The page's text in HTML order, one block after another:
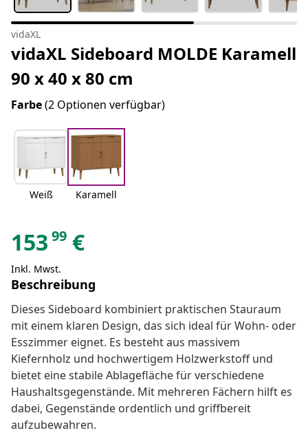
vidaXL
vidaXL Sideboard MOLDE Karamell
90 x 40 x 80 cm
Farbe(2 Optionen verfügbar)
Weiß Karamell
153 99 €
Inkl. Mwst.
Beschreibung
Dieses Sideboard kombiniert praktischen Stauraum
mit einem klaren Design, das sich ideal für Wohn- oder
Esszimmer eignet. Es besteht aus massivem
Kiefernholz und hochwertigem Holzwerkstoff und
bietet eine stabile Ablagefläche für verschiedene
Haushaltsgegenstände. Mit mehreren Fächern hilft es
dabei, Gegenstände ordentlich und griffbereit
aufzubewahren.